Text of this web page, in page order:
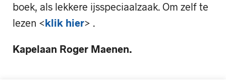
boek, als lekkere ijsspeciaalzaak. Om zelf te
lezen <klik hier> .
Kapelaan Roger Maenen.